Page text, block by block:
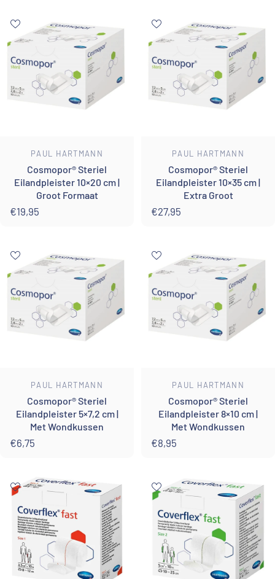
Leverancier:
PAUL HARTMANN
Cosmopor® Steriel
Eilandpleister 10×20 cm |
Groot Formaat
€19,95
Leverancier:
PAUL HARTMANN
Cosmopor® Steriel
Eilandpleister 10×35 cm |
Extra Groot
€27,95
Leverancier:
PAUL HARTMANN
Cosmopor® Steriel
Eilandpleister 5×7,2 cm |
Met Wondkussen
€6,75
Leverancier:
PAUL HARTMANN
Cosmopor® Steriel
Eilandpleister 8×10 cm |
Met Wondkussen
€8,95